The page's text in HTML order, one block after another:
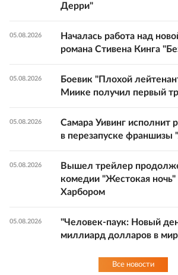
Дерри"
05.08.2026
Началась работа над
романа Стивена Кинга
05.08.2026
Боевик "Плохой
Миике получил первый
05.08.2026
Самара Уивинг исполнит
в перезапуске
05.08.2026
Вышел трейлер
комедии "Жестокая
Харбором
05.08.2026
"Человек-паук: Новый
миллиард долларов в
Все новости